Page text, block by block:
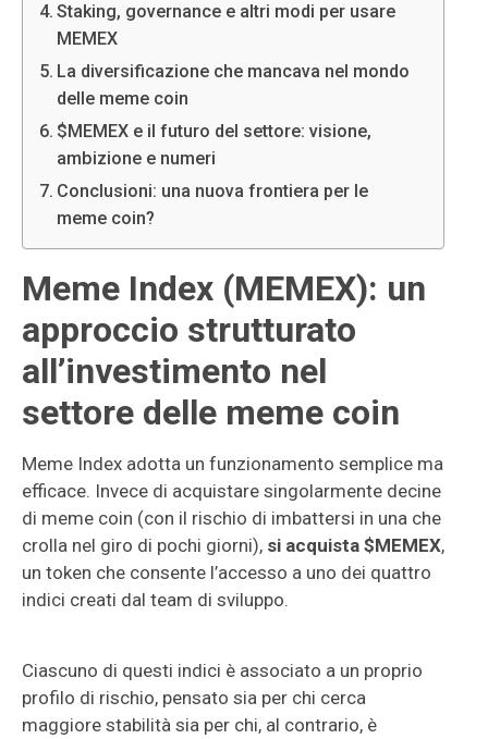
Staking, governance e altri modi per usare
MEMEX
La diversificazione che mancava nel mondo
delle meme coin
$MEMEX e il futuro del settore: visione,
ambizione e numeri
Conclusioni: una nuova frontiera per le
meme coin?
Meme Index (MEMEX): un
approccio strutturato
all’investimento nel
settore delle meme coin
Meme Index adotta un funzionamento semplice ma
efficace. Invece di acquistare singolarmente decine
di meme coin (con il rischio di imbattersi in una che
crolla nel giro di pochi giorni), si acquista $MEMEX,
un token che consente l’accesso a uno dei quattro
indici creati dal team di sviluppo.
Ciascuno di questi indici è associato a un proprio
profilo di rischio, pensato sia per chi cerca
maggiore stabilità sia per chi, al contrario, è